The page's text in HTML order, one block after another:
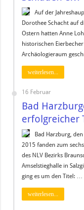
Auf der
Dorothee Schacht auf
Ostern hatten Anne
historischen
Archäologieraum
weiterlesen...
16 Februar
Bad
erfolgreicher
Bad Harzburg,
2015 fanden zum
des NLV Bezirks
Amselstieghalle in
ging es um den Titel: …
weiterlesen...